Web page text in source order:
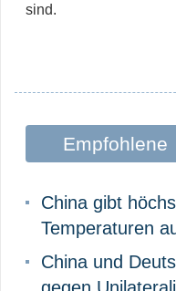
sind.
Empfohlene
China gibt
Temperaturen
China und